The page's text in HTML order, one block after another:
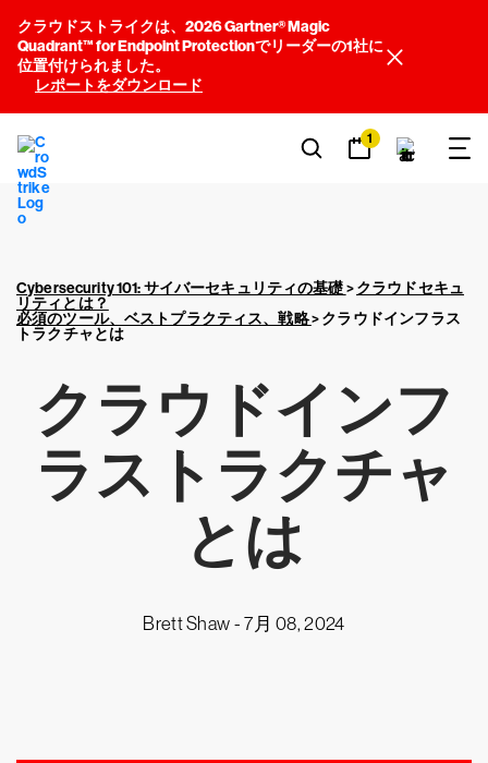
クラウドストライクは、2026 Gartner® Magic
Quadrant™ for Endpoint Protectionでリーダーの1社に
位置付けられました。
レポートをダウンロード
1
Cybersecurity 101: サイバーセキュリティの基礎>クラウドセキュ
リティとは？
必須のツール、ベストプラクティス、戦略>クラウドインフラス
トラクチャとは
クラウドインフ
ラストラクチャ
とは
Brett Shaw -7月 08, 2024